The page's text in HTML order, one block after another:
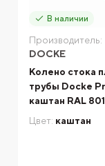
В наличии
Производитель:
DOCKE
Колено стока
трубы Docke
каштан RAL
Цвет: каштан